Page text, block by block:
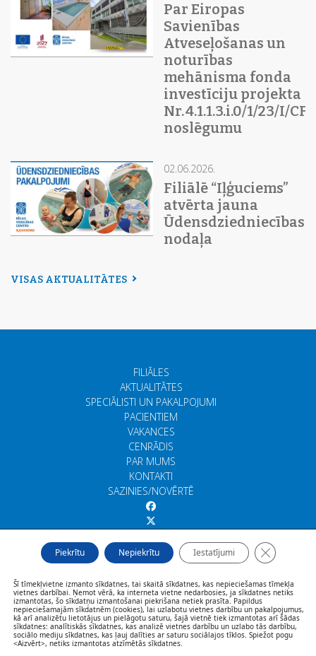
Par Eiropas
Savienības
Atveseļošanas un
noturības
mehānisma fonda
investīciju projekta
Nr. 4.1.1.3.i.0/1/23/I/
noslēgumu
02.06.2026.
Filiālē “Iļģuciems”
atvērta jauna
Ūdensdziedniecības
nodaļa
VISAS AKTUALITĀTES
FILIĀLES
AKTUALITĀTES
SPECIĀLISTI UN PAKALPOJUMI
PACIENTIEM
VAKANCES
CENRĀDIS
PAR MUMS
KONTAKTI
SAZINIES/NOVĒRTĒ
Šī tīmekļvietne izmanto sīkdatnes, tai skaitā sīkdatnes, kas nepieciešamas tīmekļa
vietnes darbībai. Ņemot vērā, ka interneta vietne nedarbosies, ja sīkdatnes netiks
izmantotas, šo sīkdatņu izmantošanai piekrišana netiek prasīta. Papildus
nepieciešamajām sīkdatnēm (cookies), lai uzlabotu vietnes darbību un pakalpojumus,
kā arī analizētu lietotājus un pielāgotu saturu, šajā vietnē tiek izmantotas arī šādas
sīkdatnes: analītiskās sīkdatnes, kas analizē vietnes darbību un uzlabo tās darbību,
sociālo mediju sīkdatnes, kas ļauj dalīties ar saturu sociālajos tīklos. Spiežot pogu
<Aizvērt>, netiks izmantotas atzīmētās sīkdatnes.
Piekrītu Nepiekrītu Iestatījumi Close